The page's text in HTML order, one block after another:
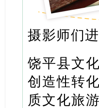
摄影师们
饶平县文
创造性转
质文化旅